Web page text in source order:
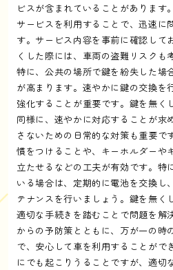
ビスが含まれていることがあります
サービスを利用することで、迅速に
す。サービス内容を事前に確認して
くした際には、車両の盗難リスクも
特に、公共の場所で鍵を紛失した場
が高まります。速やかに鍵の交換を
強化することが重要です。鍵を無く
同様に、速やかに対応することが求
さないための日常的な対策も重要で
慣をつけることや、キーホルダーや
立たせるなどの工夫が有効です。特
いる場合は、定期的に電池を交換し
テナンスを行いましょう。鍵を無く
適切な手続きを踏むことで問題を解
からの予防策とともに、万が一の時
で、安心して車を利用することがで
にでも起こりうることですが、適切